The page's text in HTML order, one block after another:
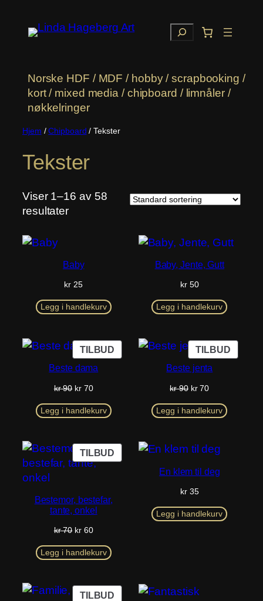
innhold
Søk
Norske HDF / MDF / hobby / scrapbooking /
kort / mixed media / chipboard / limnåler /
nøkkelringer
Hjem /Chipboard / Tekster
Tekster
Viser 1–16 av 58
resultater
Baby
kr 25
Legg i handlekurv
Baby, Jente, Gutt
kr50
Legg i handlekurv
TILBUD PRODUKT
PÅ
Beste dama
kr90 Opprinnelig
var:
kr 90.
kr70Nåværende
er:
kr 70.
Legg i handlekurv
TILBUD
PÅ
Beste jenta
kr90 Opprinnelig
var:
kr 90.
kr70Nåværende
er:
kr 70.
Legg i handlekurv
TILBUD PRODUKT
PÅ
Bestemor, bestefar,
tante, onkel
kr70 Opprinnelig
var:
kr 70.
kr60Nåværende
er:
kr 60.
Legg i handlekurv
En klem til deg
kr35
Legg i handlekurv
TILBUD PRODUKT